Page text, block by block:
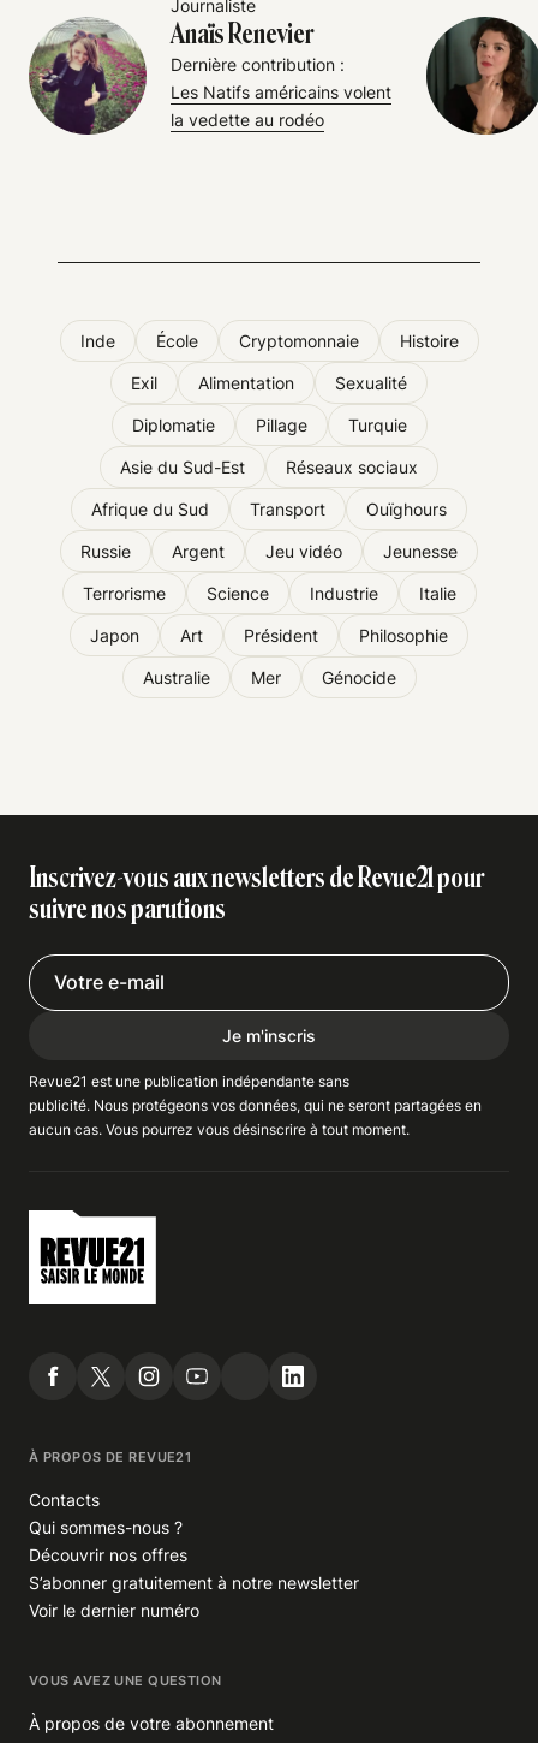
Journaliste
Anaïs Renevier
Dernière contribution :
Les Natifs américains volent
la vedette au rodéo
Inde École Cryptomonnaie Histoire
Exil Alimentation Sexualité
Diplomatie Pillage Turquie
Asie du Sud-Est Réseaux sociaux
Afrique du Sud Transport Ouïghours
Russie Argent Jeu vidéo Jeunesse
Terrorisme Science Industrie Italie
Japon Art Président Philosophie
Australie Mer Génocide
Inscrivez-vous aux newsletters de Revue21 pour
suivre nos parutions
Je m'inscris
Revue21 est une publication indépendante sans
publicité. Nous protégeons vos données, qui ne seront partagées en
aucun cas. Vous pourrez vous désinscrire à tout moment.
À PROPOS DE REVUE21
Contacts
Qui sommes-nous ?
Découvrir nos offres
S’abonner gratuitement à notre newsletter
Voir le dernier numéro
VOUS AVEZ UNE QUESTION
À propos de votre abonnement